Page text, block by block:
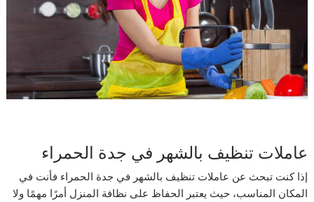
عاملات تنظيف بالشهر في جدة الحمراء
إذا كنت تبحث عن عاملات تنظيف بالشهر في جدة الحمراء فأنت في
المكان المناسب، حيث يعتبر الحفاظ على نظافة المنزل أمرًا مهمًا ولا